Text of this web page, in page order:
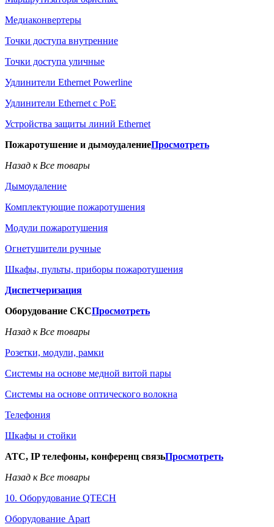
Медиаконвертеры
Точки доступа внутренние
Точки доступа уличные
Удлинители Ethernet Powerline
Удлинители Ethernet с PoE
Устройства защиты линий Ethernet
Пожаротушение и дымоудалениеПросмотреть
Назад к Все товары
Дымоудаление
Комплектующие пожаротушения
Модули пожаротушения
Огнетушители ручные
Шкафы, пульты, приборы пожаротушения
Диспетчеризация
Оборудование СКСПросмотреть
Назад к Все товары
Розетки, модули, рамки
Системы на основе медной витой пары
Системы на основе оптического волокна
Телефония
Шкафы и стойки
АТС, IP телефоны, конференц связьПросмотреть
Назад к Все товары
10. Оборудование QTECH
Оборудование Apart